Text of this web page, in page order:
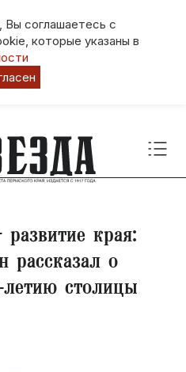
Вы соглашаетесь с
которые указаны в
края:
о
столицы